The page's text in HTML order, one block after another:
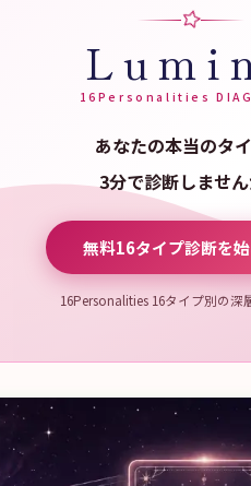
16Personalities
あなたの本当のタイ
3分で診断しません
無料16タイプ診断を
16Personalities 16タイプ別の深